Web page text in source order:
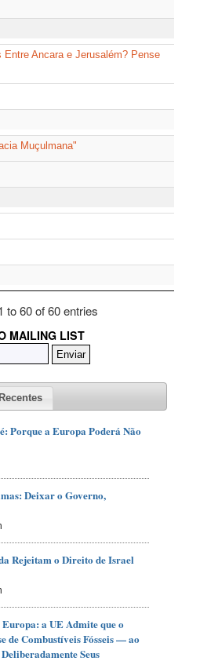
Entre Ancara e Jerusalém? Pense
Muçulmana"
to 60 of 60 entries
MAILING LIST
Porque a Europa Poderá Não
Deixar o Governo,
Rejeitam o Direito de Israel
a UE Admite que o
de Combustíveis Fósseis — ao
Seus